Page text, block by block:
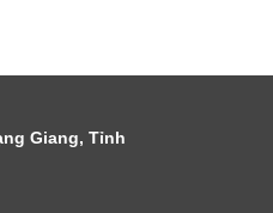
Giang, Tỉnh